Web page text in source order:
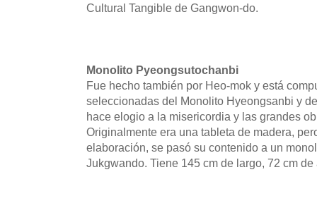
Cultural Tangible de Gangwon-do.
Monolito Pyeongsutochanbi
Fue hecho también por Heo-mok y está
seleccionadas del Monolito Hyeongsanbi y
hace elogio a la misericordia y las grandes
Originalmente era una tableta de madera,
elaboración, se pasó su contenido a un
Jukgwando. Tiene 145 cm de largo, 72 cm